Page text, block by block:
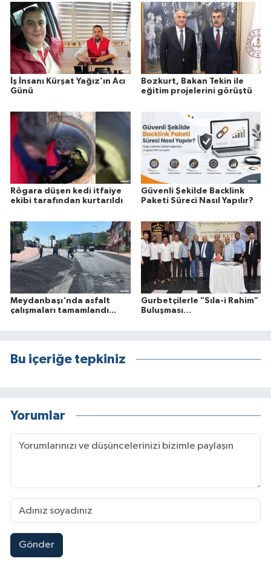
İş İnsanı Kürşat Yağız’ın Acı
Günü
Bozkurt, Bakan Tekin ile
eğitim projelerini görüştü
Rögara düşen kedi itfaiye
ekibi tarafından kurtarıldı
Güvenli Şekilde Backlink
Paketi Süreci Nasıl Yapılır?
Meydanbaşı'nda asfalt
çalışmaları tamamlandı...
Gurbetçilerle "Sıla-i Rahim"
Buluşması…
Bu içeriğe tepkiniz
Yorumlar
Gönder